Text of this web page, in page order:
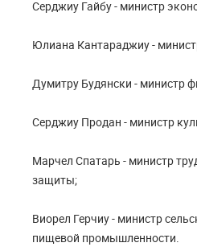
Серджиу Гайбу - министр
Юлиана Кантараджиу -
Думитру Будянски - министр
Серджиу Продан - министр
Марчел Спатарь - министр
защиты;
Виорел Герчиу - министр
пищевой промышленности.